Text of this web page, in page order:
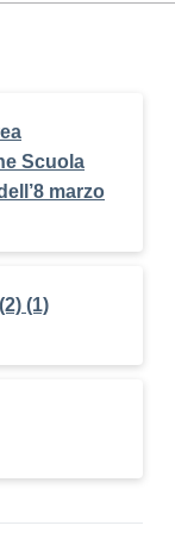
Scuola
marzo
(1)